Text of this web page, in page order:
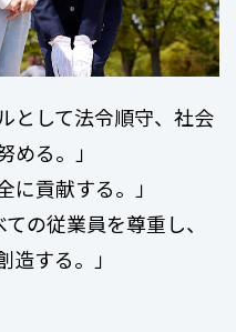
として法令順守、社会
る。」
に貢献する。」
の従業員を尊重し、
する。」